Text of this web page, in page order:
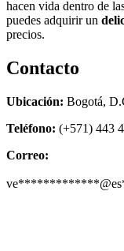
hacen vida dentro de
puedes adquirir un
precios.
Contacto
Ubicación: Bogotá,
Teléfono: (+571) 443
Correo: